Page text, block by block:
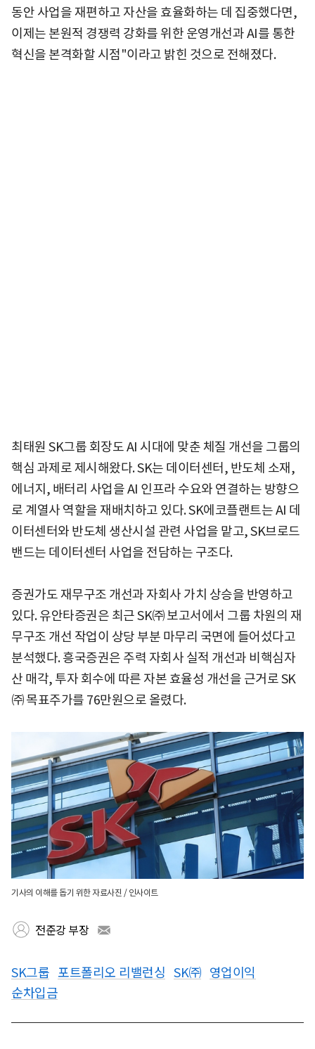
동안 사업을 재편하고 자산을 효율화하는 데 집중했다면,
이제는 본원적 경쟁력 강화를 위한 운영개선과 AI를 통한
혁신을 본격화할 시점"이라고 밝힌 것으로 전해졌다.
최태원 SK그룹 회장도 AI 시대에 맞춘 체질 개선을 그룹의
핵심 과제로 제시해왔다. SK는 데이터센터, 반도체 소재,
에너지, 배터리 사업을 AI 인프라 수요와 연결하는 방향으
로 계열사 역할을 재배치하고 있다. SK에코플랜트는 AI 데
이터센터와 반도체 생산시설 관련 사업을 맡고, SK브로드
밴드는 데이터센터 사업을 전담하는 구조다.
증권가도 재무구조 개선과 자회사 가치 상승을 반영하고
있다. 유안타증권은 최근 SK㈜ 보고서에서 그룹 차원의 재
무구조 개선 작업이 상당 부분 마무리 국면에 들어섰다고
분석했다. 흥국증권은 주력 자회사 실적 개선과 비핵심자
산 매각, 투자 회수에 따른 자본 효율성 개선을 근거로 SK
㈜ 목표주가를 76만원으로 올렸다.
기사의 이해를 돕기 위한 자료사진 / 인사이트
전준강 부장
SK그룹 포트폴리오 리밸런싱 SK㈜ 영업이익
순차입금